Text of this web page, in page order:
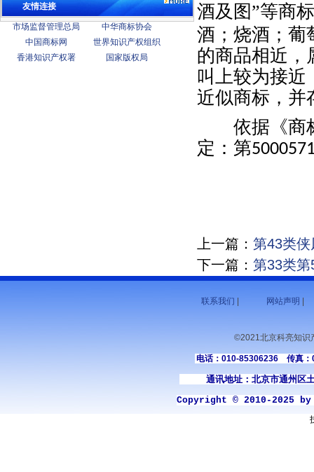
友情连接
市场监督管理总局
中华商标协会
中国商标网
世界知识产权组织
香港知识产权署
国家版权局
酒及图”等商
酒；烧酒；葡
的商品相近，
叫上较为接近
近似商标，并
依据《商标
定：第
上一篇： 第43类
下一篇： 第33类第
联系我们 网站声明
©2021北京科亮知识
电话：010-85306236 传真
通讯地址：北京市通州区土
Copyright © 2010-2025